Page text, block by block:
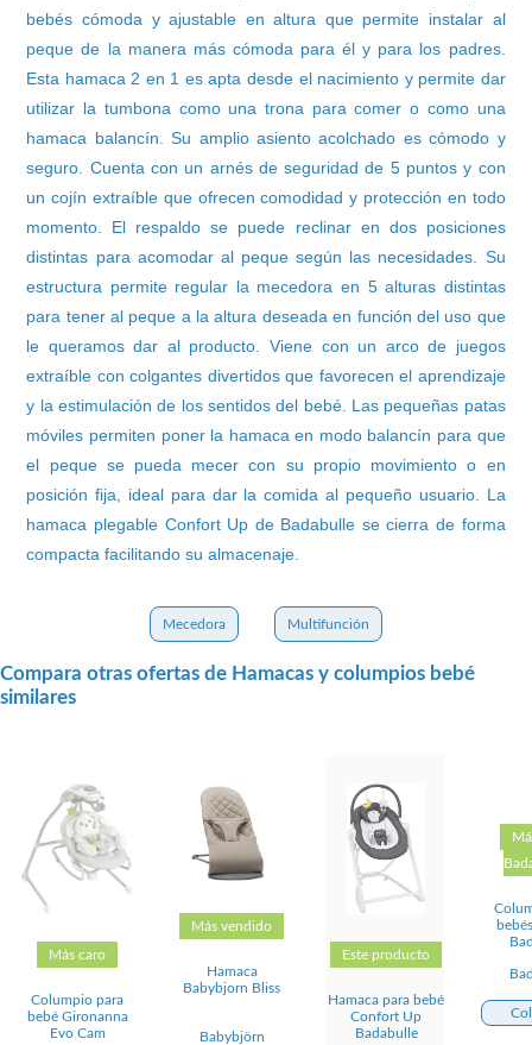
bebés cómoda y ajustable en altura que permite instalar al
peque de la manera más cómoda para él y para los padres.
Esta hamaca 2 en 1 es apta desde el nacimiento y permite dar
utilizar la tumbona como una trona para comer o como una
hamaca balancín. Su amplio asiento acolchado es cómodo y
seguro. Cuenta con un arnés de seguridad de 5 puntos y con
un cojín extraíble que ofrecen comodidad y protección en todo
momento. El respaldo se puede reclinar en dos posiciones
distintas para acomodar al peque según las necesidades. Su
estructura permite regular la mecedora en 5 alturas distintas
para tener al peque a la altura deseada en función del uso que
le queramos dar al producto. Viene con un arco de juegos
extraíble con colgantes divertidos que favorecen el aprendizaje
y la estimulación de los sentidos del bebé. Las pequeñas patas
móviles permiten poner la hamaca en modo balancín para que
el peque se pueda mecer con su propio movimiento o en
posición fija, ideal para dar la comida al pequeño usuario. La
hamaca plegable Confort Up de Badabulle se cierra de forma
compacta facilitando su almacenaje.
Mecedora Multifunción
Compara otras ofertas de Hamacas y columpios bebé
similares
Más caro
Columpio para
bebé Gironanna
Evo Cam
Más vendido
Hamaca
Babybjorn Bliss
Babybjörn
Este producto
Hamaca para bebé
Confort Up
Badabulle